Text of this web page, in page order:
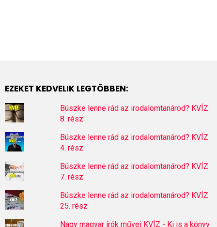
EZEKET KEDVELIK LEGTÖBBEN:
Büszke lenne rád az irodalomtanárod? KVÍZ
8. rész
Büszke lenne rád az irodalomtanárod? KVÍZ
4. rész
Büszke lenne rád az irodalomtanárod? KVÍZ
7. rész
Büszke lenne rád az irodalomtanárod? KVÍZ
25. rész
Nagy magyar írók művei KVÍZ - Ki is a könyv